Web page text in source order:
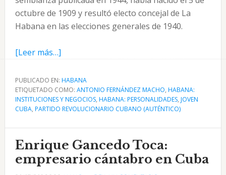
octubre de 1909 y resultó electo concejal de La
Habana en las elecciones generales de 1940.
[Leer más…]acerca
Antonio
Fernández
Macho:
y
alcalde
de
PUBLICADO EN: HABANA
ETIQUETADO COMO: ANTONIO FERNÁNDEZ MACHO, HABANA:
INSTITUCIONES Y NEGOCIOS, HABANA: PERSONALIDADES, JOVEN
CUBA, PARTIDO REVOLUCIONARIO CUBANO (AUTÉNTICO)
Enrique Gancedo Toca:
empresario cántabro en Cuba